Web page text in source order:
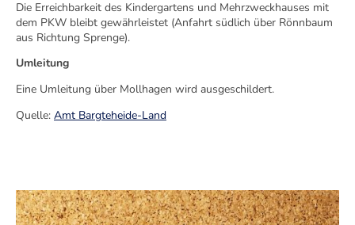
Die Erreichbarkeit des Kindergartens und Mehrzweckhauses mit
dem PKW bleibt gewährleistet (Anfahrt südlich über Rönnbaum
aus Richtung Sprenge).
Umleitung
Eine Umleitung über Mollhagen wird ausgeschildert.
Quelle: Amt Bargteheide-Land